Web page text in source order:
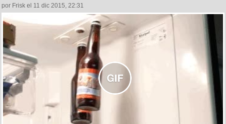
por Frisk el 11 dic 2015, 22:31